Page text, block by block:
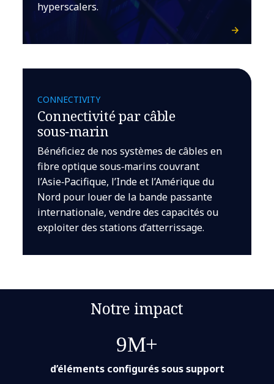
hyperscalers.
CONNECTIVITY
Connectivité par câble
sous‑marin
Bénéficiez de nos systèmes de câbles en
fibre optique sous‑marins couvrant
l’Asie‑Pacifique, l’Inde et l’Amérique du
Nord pour louer de la bande passante
internationale, vendre des capacités ou
exploiter des stations d’atterrissage.
Notre impact
9M+
d’éléments configurés sous support